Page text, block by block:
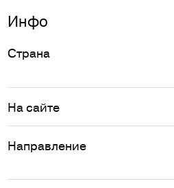
Инфо
Страна
На сайте
Направление